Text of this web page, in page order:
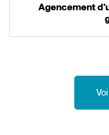
Agencement